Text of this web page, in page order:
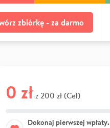
zbiórkę - za darmo
0 zł z 200 zł (Cel)
Dokonaj pierwszej wpłaty.